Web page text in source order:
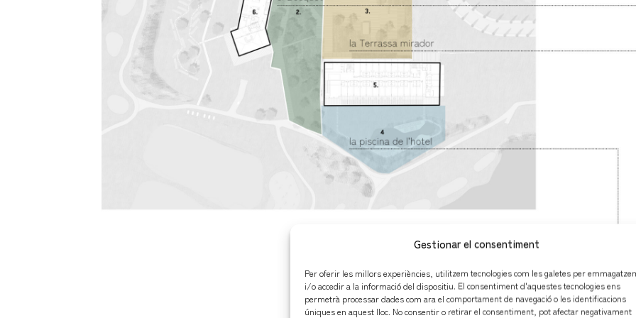
Gestionar el consentiment
Per oferir les millors experiències, utilitzem tecnologies com les galetes per
i/o accedir a la informació del dispositiu. El consentiment d'aquestes tecnologies ens
permetrà processar dades com ara el comportament de navegació o les identificacions
úniques en aquest lloc. No consentir o retirar el consentiment, pot afectar negativament